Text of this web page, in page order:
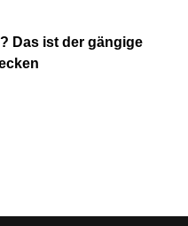
Das ist der gängige